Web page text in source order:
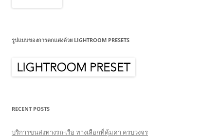
รูปแบบของการตกแต่งด้วย LIGHTROOM PRESETS
RECENT POSTS
บริการขนส่งทางรถ-เรือ ทางเลือกที่คุ้มค่า ครบวงจร